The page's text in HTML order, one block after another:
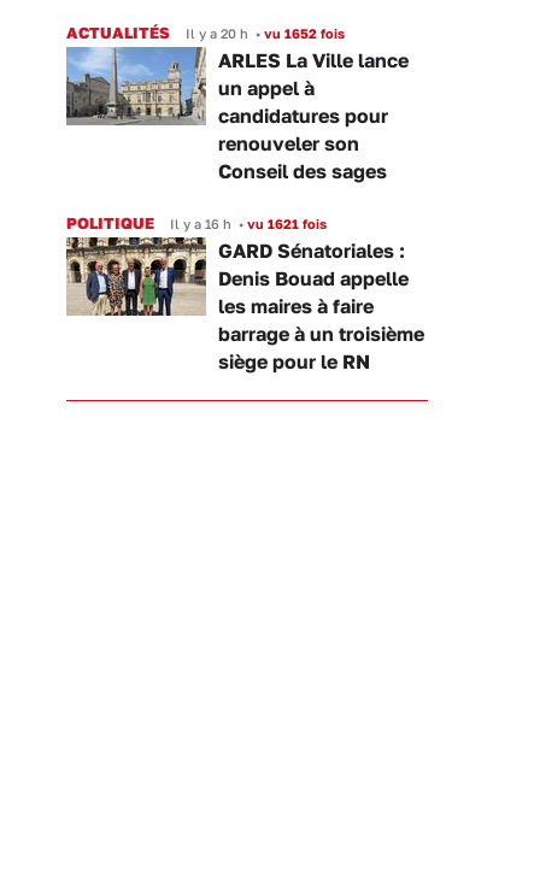
ACTUALITÉS Il y a 20 h • vu 1652 fois
ARLES La Ville lance
un appel à
candidatures pour
renouveler son
Conseil des sages
POLITIQUE Il y a 16 h • vu 1621 fois
GARD Sénatoriales :
Denis Bouad appelle
les maires à faire
barrage à un troisième
siège pour le RN